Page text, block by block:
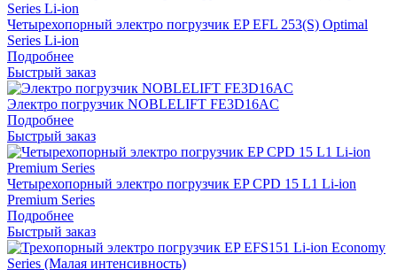
Четырехопорный электро погрузчик EP EFL 253(S) Optimal
Series Li-ion
Подробнее
Быстрый заказ
Электро погрузчик NOBLELIFT FE3D16AC
Подробнее
Быстрый заказ
Четырехопорный электро погрузчик EP CPD 15 L1 Li-ion
Premium Series
Подробнее
Быстрый заказ